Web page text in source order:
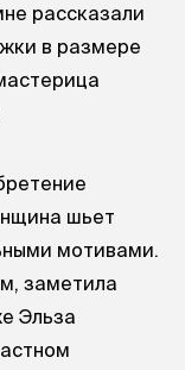
рассказали
в размере
шьет
мотивами.
заметила
Эльза